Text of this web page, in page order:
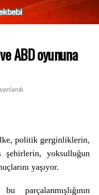
ABD oyununa
politik gerginliklerin,
şehirlerin, yoksulluğun
yaşıyor.
parçalanmışlığının